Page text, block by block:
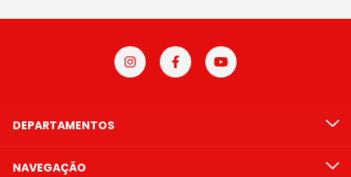
DEPARTAMENTOS
NAVEGAÇÃO